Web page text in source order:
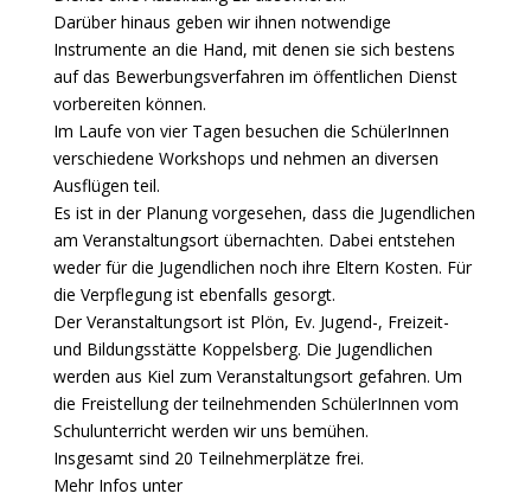
Darüber hinaus geben wir ihnen notwendige
Instrumente an die Hand, mit denen sie sich bestens
auf das Bewerbungsverfahren im öffentlichen Dienst
vorbereiten können.
Im Laufe von vier Tagen besuchen die SchülerInnen
verschiedene Workshops und nehmen an diversen
Ausflügen teil.
Es ist in der Planung vorgesehen, dass die Jugendlichen
am Veranstaltungsort übernachten. Dabei entstehen
weder für die Jugendlichen noch ihre Eltern Kosten. Für
die Verpflegung ist ebenfalls gesorgt.
Der Veranstaltungsort ist Plön, Ev. Jugend-, Freizeit-
und Bildungsstätte Koppelsberg. Die Jugendlichen
werden aus Kiel zum Veranstaltungsort gefahren. Um
die Freistellung der teilnehmenden SchülerInnen vom
Schulunterricht werden wir uns bemühen.
Insgesamt sind 20 Teilnehmerplätze frei.
Mehr Infos unter